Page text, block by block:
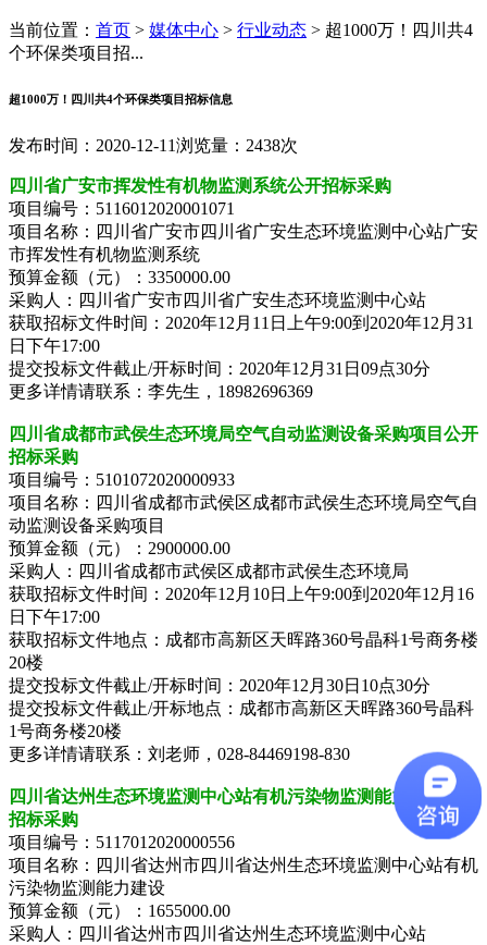
当前位置： 首页 > 媒体中心 > 行业动态 > 超1000万！四川共4
个环保类项目招...
超1000万！四川共4个环保类项目招标信息
发布时间：2020-12-11浏览量：2438次
四川省广安市挥发性有机物监测系统公开招标采购
项目编号：5116012020001071
项目名称：四川省广安市四川省广安生态环境监测中心站广安
市挥发性有机物监测系统
预算金额（元）：3350000.00
采购人：四川省广安市四川省广安生态环境监测中心站
获取招标文件时间：2020年12月11日上午9:00到2020年12月31
日下午17:00
提交投标文件截止/开标时间：2020年12月31日09点30分
更多详情请联系：李先生，18982696369
四川省成都市武侯生态环境局空气自动监测设备采购项目公开
招标采购
项目编号：5101072020000933
项目名称：四川省成都市武侯区成都市武侯生态环境局空气自
动监测设备采购项目
预算金额（元）：2900000.00
采购人：四川省成都市武侯区成都市武侯生态环境局
获取招标文件时间：2020年12月10日上午9:00到2020年12月16
日下午17:00
获取招标文件地点：成都市高新区天晖路360号晶科1号商务楼
20楼
提交投标文件截止/开标时间：2020年12月30日10点30分
提交投标文件截止/开标地点：成都市高新区天晖路360号晶科
1号商务楼20楼
更多详情请联系：刘老师，028-84469198-830
四川省达州生态环境监测中心站有机污染物监测能力建设公开
招标采购
项目编号：5117012020000556
项目名称：四川省达州市四川省达州生态环境监测中心站有机
污染物监测能力建设
预算金额（元）：1655000.00
采购人：四川省达州市四川省达州生态环境监测中心站